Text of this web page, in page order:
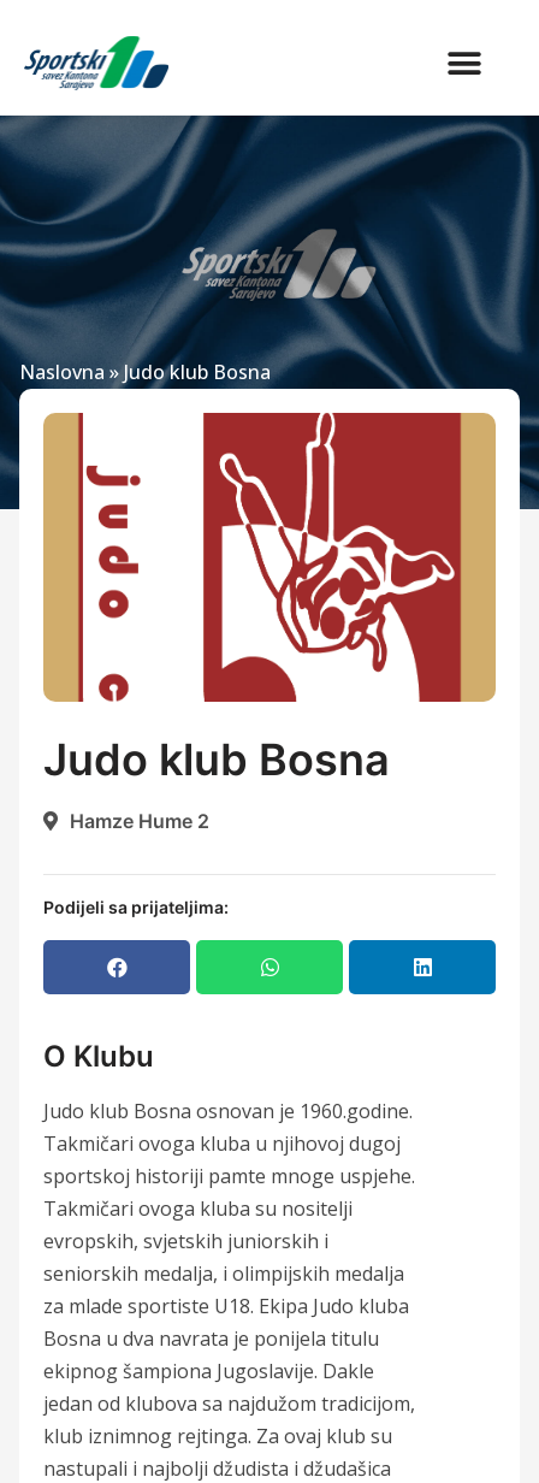
Naslovna » Judo klub Bosna
Judo klub Bosna
Hamze Hume 2
Podijeli sa prijateljima:
O Klubu
Judo klub Bosna osnovan je 1960.godine.
Takmičari ovoga kluba u njihovoj dugoj
sportskoj historiji pamte mnoge uspjehe.
Takmičari ovoga kluba su nositelji
evropskih, svjetskih juniorskih i
seniorskih medalja, i olimpijskih medalja
za mlade sportiste U18. Ekipa Judo kluba
Bosna u dva navrata je ponijela titulu
ekipnog šampiona Jugoslavije. Dakle
jedan od klubova sa najdužom tradicijom,
klub iznimnog rejtinga. Za ovaj klub su
nastupali i najbolji džudista i džudašica